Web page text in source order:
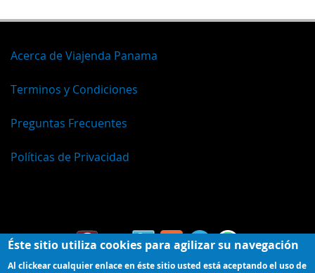
Acerca de Viajenda Panama
Terminos y Condiciones
Preguntas Frecuentes
Políticas de Privacidad
Éste sitio utiliza cookies para agilizar su navegación
Al clickear cualquier enlace en éste sitio usted está aceptando el uso de